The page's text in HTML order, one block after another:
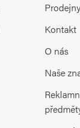
i
s
u
Prodejny
Kontakt
O nás
Naše